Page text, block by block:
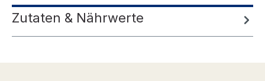
Zutaten & Nährwerte